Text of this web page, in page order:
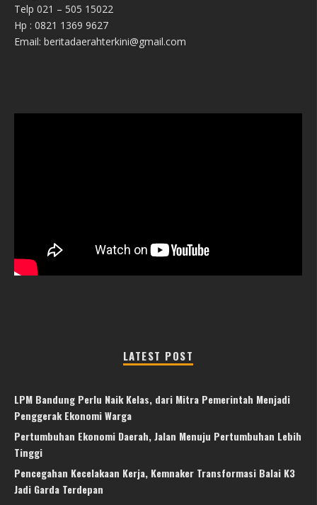
Telp 021 – 505 15022
Hp : 0821 1369 9627
Email: beritadaerahterkini@gmail.com
LATEST POST
LPM Bandung Perlu Naik Kelas, dari Mitra Pemerintah Menjadi
Penggerak Ekonomi Warga
Pertumbuhan Ekonomi Daerah, Jalan Menuju Pertumbuhan Lebih
Tinggi
Pencegahan Kecelakaan Kerja, Kemnaker Transformasi Balai K3
Jadi Garda Terdepan